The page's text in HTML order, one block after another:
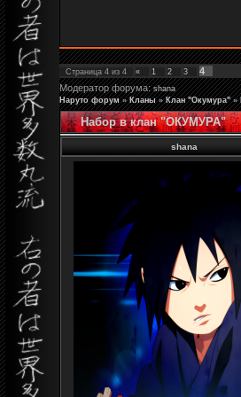
Страница 4 из 4 « 1 2 3
4
Модератор форума:shana
Наруто форум » Кланы » Клан "Окумура" »
Набор в клан "ОКУМУРА"
shana